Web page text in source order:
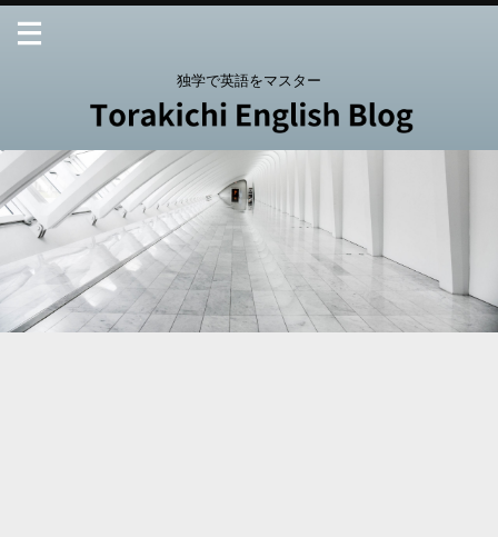
独学で英語をマスター